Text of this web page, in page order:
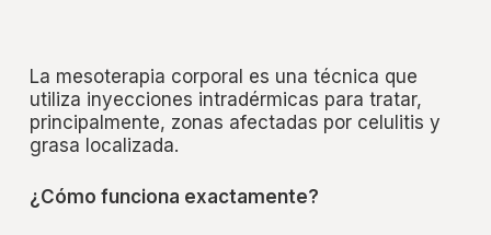
La mesoterapia corporal es una técnica que
utiliza inyecciones intradérmicas para tratar,
principalmente, zonas afectadas por celulitis y
grasa localizada.
¿Cómo funciona exactamente?